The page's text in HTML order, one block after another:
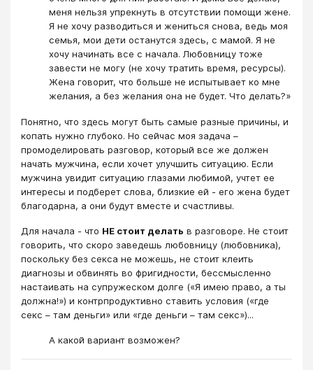
меня нельзя упрекнуть в отсутствии помощи жене.
Я не хочу разводиться и жениться снова, ведь моя
семья, мои дети останутся здесь, с мамой. Я не
хочу начинать все с начала. Любовницу тоже
завести не могу (не хочу тратить время, ресурсы).
Жена говорит, что больше не испытывает ко мне
желания, а без желания она не будет. Что делать?»
Понятно, что здесь могут быть самые разные причины, и
копать нужно глубоко. Но сейчас моя задача –
промоделировать разговор, который все же должен
начать мужчина, если хочет улучшить ситуацию. Если
мужчина увидит ситуацию глазами любимой, учтет ее
интересы и подберет слова, близкие ей - его жена будет
благодарна, а они будут вместе и счастливы.
Для начала - что НЕ стоит делать в разговоре. Не стоит
говорить, что скоро заведешь любовницу (любовника),
поскольку без секса не можешь, не стоит клеить
диагнозы и обвинять во фригидности, бессмысленно
настаивать на супружеском долге («Я имею право, а ты
должна!») и контрпродуктивно ставить условия («где
секс – там деньги» или «где деньги – там секс»)...
А какой вариант возможен?